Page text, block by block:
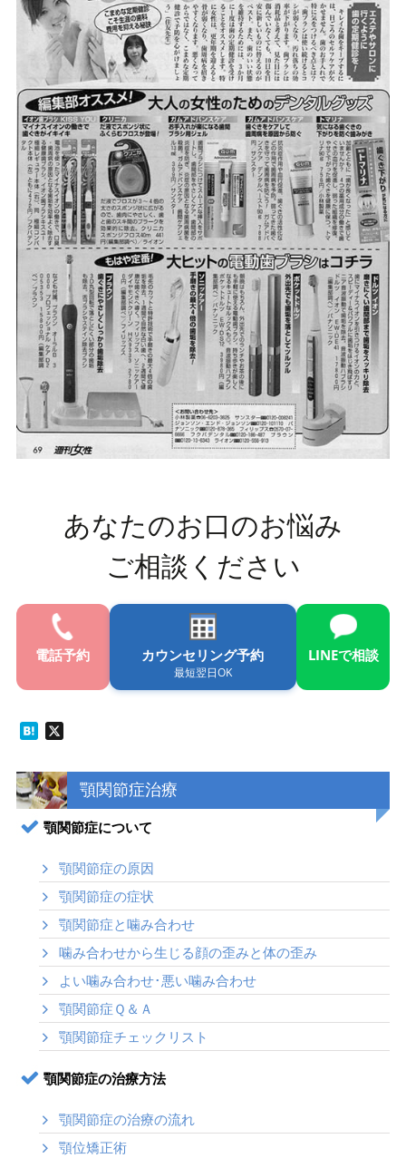
顎関節症治療
顎関節症について
顎関節症の原因
顎関節症の症状
顎関節症と噛み合わせ
噛み合わせから生じる顔の歪みと体の歪み
よい噛み合わせ･悪い噛み合わせ
顎関節症Ｑ＆Ａ
顎関節症チェックリスト
顎関節症の治療方法
顎関節症の治療の流れ
顎位矯正術
あなたのお口のお悩み
ご相談ください
電話予約 カウンセリング予約
最短翌日OK
LINEで相談
Hatena